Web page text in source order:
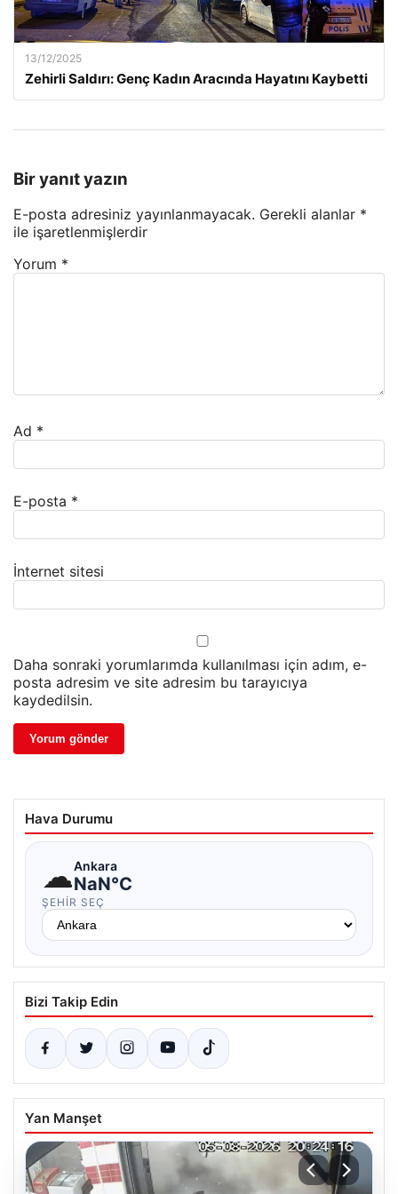
13/12/2025
Zehirli Saldırı: Genç Kadın Aracında Hayatını Kaybetti
Bir yanıt yazın
E-posta adresiniz yayınlanmayacak. Gerekli alanlar *
ile işaretlenmişlerdir
Yorum *
Ad *
E-posta *
İnternet sitesi
Daha sonraki yorumlarımda kullanılması için adım, e-
posta adresim ve site adresim bu tarayıcıya
kaydedilsin.
Hava Durumu
☁Ankara
NaN°C
ŞEHIR SEÇ
Bizi Takip Edin
Yan Manşet